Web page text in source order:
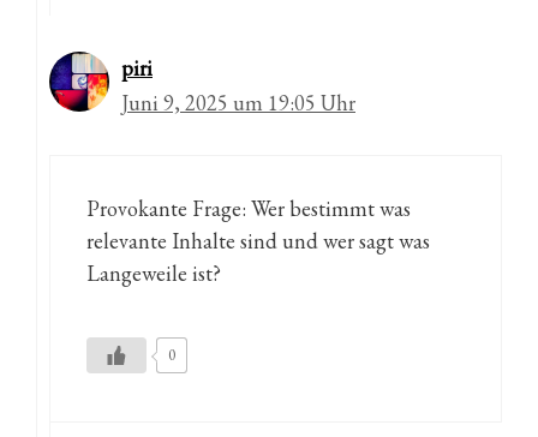
piri
Juni 9, 2025 um 19:05 Uhr
Provokante Frage: Wer bestimmt was
relevante Inhalte sind und wer sagt was
Langeweile ist?
0